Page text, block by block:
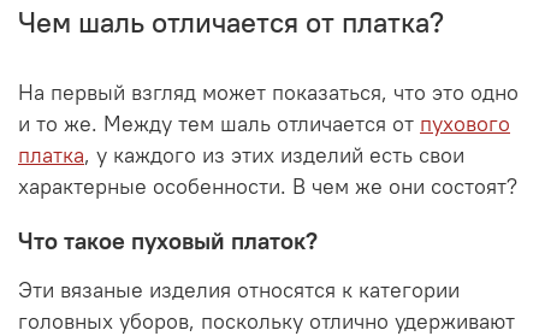
Чем шаль отличается от платка?
На первый взгляд может показаться, что это одно
и то же. Между тем шаль отличается от пухового
платка, у каждого из этих изделий есть свои
характерные особенности. В чем же они состоят?
Что такое пуховый платок?
Эти вязаные изделия относятся к категории
головных уборов, поскольку отлично удерживают